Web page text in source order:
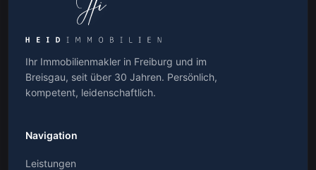
Ihr Immobilienmakler in Freiburg und im
Breisgau, seit über 30 Jahren. Persönlich,
kompetent, leidenschaftlich.
Navigation
Leistungen